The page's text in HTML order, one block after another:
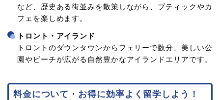
など、歴史ある街並みを散策しながら、ブティックやカ
フェを楽しめます。
トロント・アイランド
トロントのダウンタウンからフェリーで数分、美しい公
園やビーチが広がる自然豊かなアイランドエリアです。
料金について・お得に効率よく留学しよう！